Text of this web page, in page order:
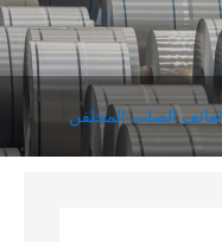
لفائف الصلب المجلفن